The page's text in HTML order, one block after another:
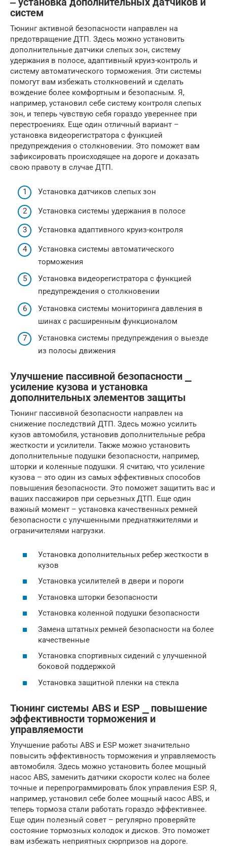
систем
Тюнинг активной безопасности направлен на
предотвращение ДТП. Здесь можно установить
дополнительные датчики слепых зон, систему
удержания в полосе, адаптивный круиз-контроль и
систему автоматического торможения. Эти системы
помогут вам избежать столкновений и сделать
вождение более комфортным и безопасным. Я,
например, установил себе систему контроля слепых
зон, и теперь чувствую себя гораздо увереннее при
перестроениях. Еще один отличный вариант –
установка видеорегистратора с функцией
предупреждения о столкновении. Это поможет вам
зафиксировать происходящее на дороге и доказать
свою правоту в случае ДТП.
Установка датчиков слепых зон
Установка системы удержания в полосе
Установка адаптивного круиз-контроля
Установка системы автоматического
торможения
Установка видеорегистратора с функцией
предупреждения о столкновении
Установка системы мониторинга давления в
шинах с расширенным функционалом
Установка системы предупреждения о выезде
из полосы движения
Улучшение пассивной безопасности ⎯
усиление кузова и установка
дополнительных элементов защиты
Тюнинг пассивной безопасности направлен на
снижение последствий ДТП. Здесь можно усилить
кузов автомобиля, установив дополнительные ребра
жесткости и усилители. Также можно установить
дополнительные подушки безопасности, например,
шторки и коленные подушки. Я считаю, что усиление
кузова – это один из самых эффективных способов
повышения безопасности. Это поможет защитить вас и
ваших пассажиров при серьезных ДТП. Еще один
важный момент – установка качественных ремней
безопасности с улучшенными преднатяжителями и
ограничителями нагрузки.
Установка дополнительных ребер жесткости в
кузов
Установка усилителей в двери и пороги
Установка шторки безопасности
Установка коленной подушки безопасности
Замена штатных ремней безопасности на более
качественные
Установка спортивных сидений с улучшенной
боковой поддержкой
Установка защитной пленки на стекла
Тюнинг системы ABS и ESP ⎯ повышение
эффективности торможения и
управляемости
Улучшение работы ABS и ESP может значительно
повысить эффективность торможения и управляемость
автомобиля. Здесь можно установить более мощный
насос ABS, заменить датчики скорости колес на более
точные и перепрограммировать блок управления ESP. Я,
например, установил себе более мощный насос ABS, и
теперь тормоза стали работать гораздо эффективнее.
Еще один полезный совет – регулярно проверяйте
состояние тормозных колодок и дисков. Это поможет
вам избежать неприятных сюрпризов на дороге.